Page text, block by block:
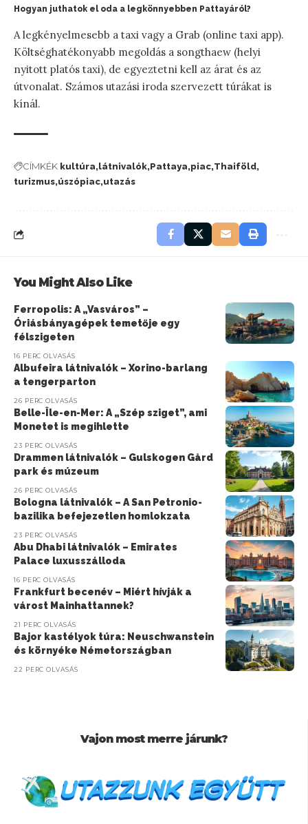
Hogyan juthatok el oda a legkönnyebben Pattayáról?
A legkényelmesebb a taxi vagy a Grab (online taxi app).
Költséghatékonyabb megoldás a songthaew (helyi
nyitott platós taxi), de egyeztetni kell az árat és az
útvonalat. Számos utazási iroda szervezett túrákat is
kínál.
CÍMKÉK kultúra látnivalók Pattaya piac Thaiföld
turizmus úszópiac utazás
You Might Also Like
Ferropolis: A „Vasváros” –
Óriásbányagépek temetője egy
félszigeten
16 PERC OLVASÁS
Albufeira látnivalók – Xorino-barlang
a tengerparton
26 PERC OLVASÁS
Belle-Île-en-Mer: A „Szép sziget”, ami
Monetet is megihlette
23 PERC OLVASÁS
Drammen látnivalók – Gulskogen Gård
park és múzeum
26 PERC OLVASÁS
Bologna látnivalók – A San Petronio-
bazilika befejezetlen homlokzata
23 PERC OLVASÁS
Abu Dhabi látnivalók – Emirates
Palace luxusszálloda
16 PERC OLVASÁS
Frankfurt becenév – Miért hívják a
várost Mainhattannek?
21 PERC OLVASÁS
Bajor kastélyok túra: Neuschwanstein
és környéke Németországban
22 PERC OLVASÁS
Vajon most merre járunk?